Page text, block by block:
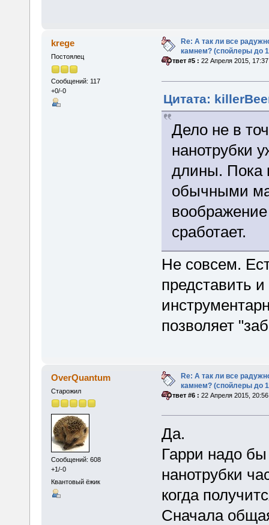
krege
Постоялец
Сообщений: 117
+0/-0
Re: А так ли все
камнем? (спойлеры до
«Ответ #5 : 22 Апреля 2015,
Цитата:
Дело не в
нанотрубки
длины. Пока
обычными
сработает.
Не совсем.
представить
позволяет
OverQuantum
Старожил
Сообщений: 608
+1/-0
Квантовый ёжик
Re: А так ли все
камнем? (спойлеры до
«Ответ #6 : 22 Апреля 2015,
Да.
Гарри надо
нанотрубки
когда
Сначала